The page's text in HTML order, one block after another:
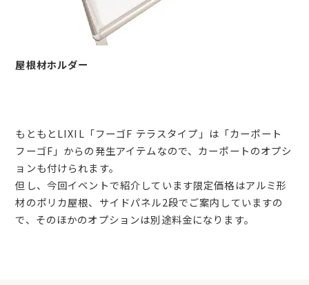
屋根材ホルダー
もともとLIXIL「フーゴF テラスタイプ」は「カーポート
フーゴF」からの発生アイテムなので、カーポートのオプシ
ョンも付けられます。
但し、今回イベントで紹介しています限定価格はアルミ形
材のポリカ屋根、サイドパネル2段でご案内していますの
で、そのほかのオプションは別途料金になります。